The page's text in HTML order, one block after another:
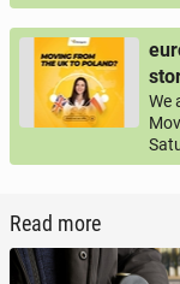
We
Read more